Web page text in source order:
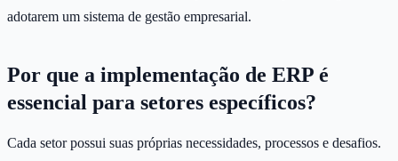
adotarem um sistema de gestão empresarial.
Por que a implementação de ERP é
essencial para setores específicos?
Cada setor possui suas próprias necessidades, processos e desafios.